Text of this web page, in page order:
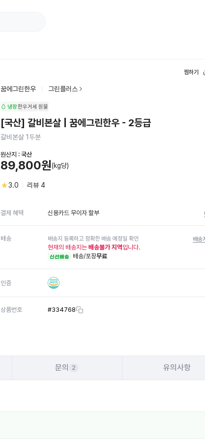
찜하기
꿈에그린한우 그린플러스
냉장한우거세 원물
[국산] 갈비본살 | 꿈에그린한우 - 2등급
갈비본살 1두분
원산지 : 국산
89,800원(kg당)
3.0 리뷰 4
결제 혜택 신용카드 무이자 할부
배송 배송지 등록하고 정확한 배송 예정일 확인 배송
현재의 배송지는 배송불가 지역입니다.
신선배송 배송/포장무료
인증
상품번호 #334768
문의 2 유의사항